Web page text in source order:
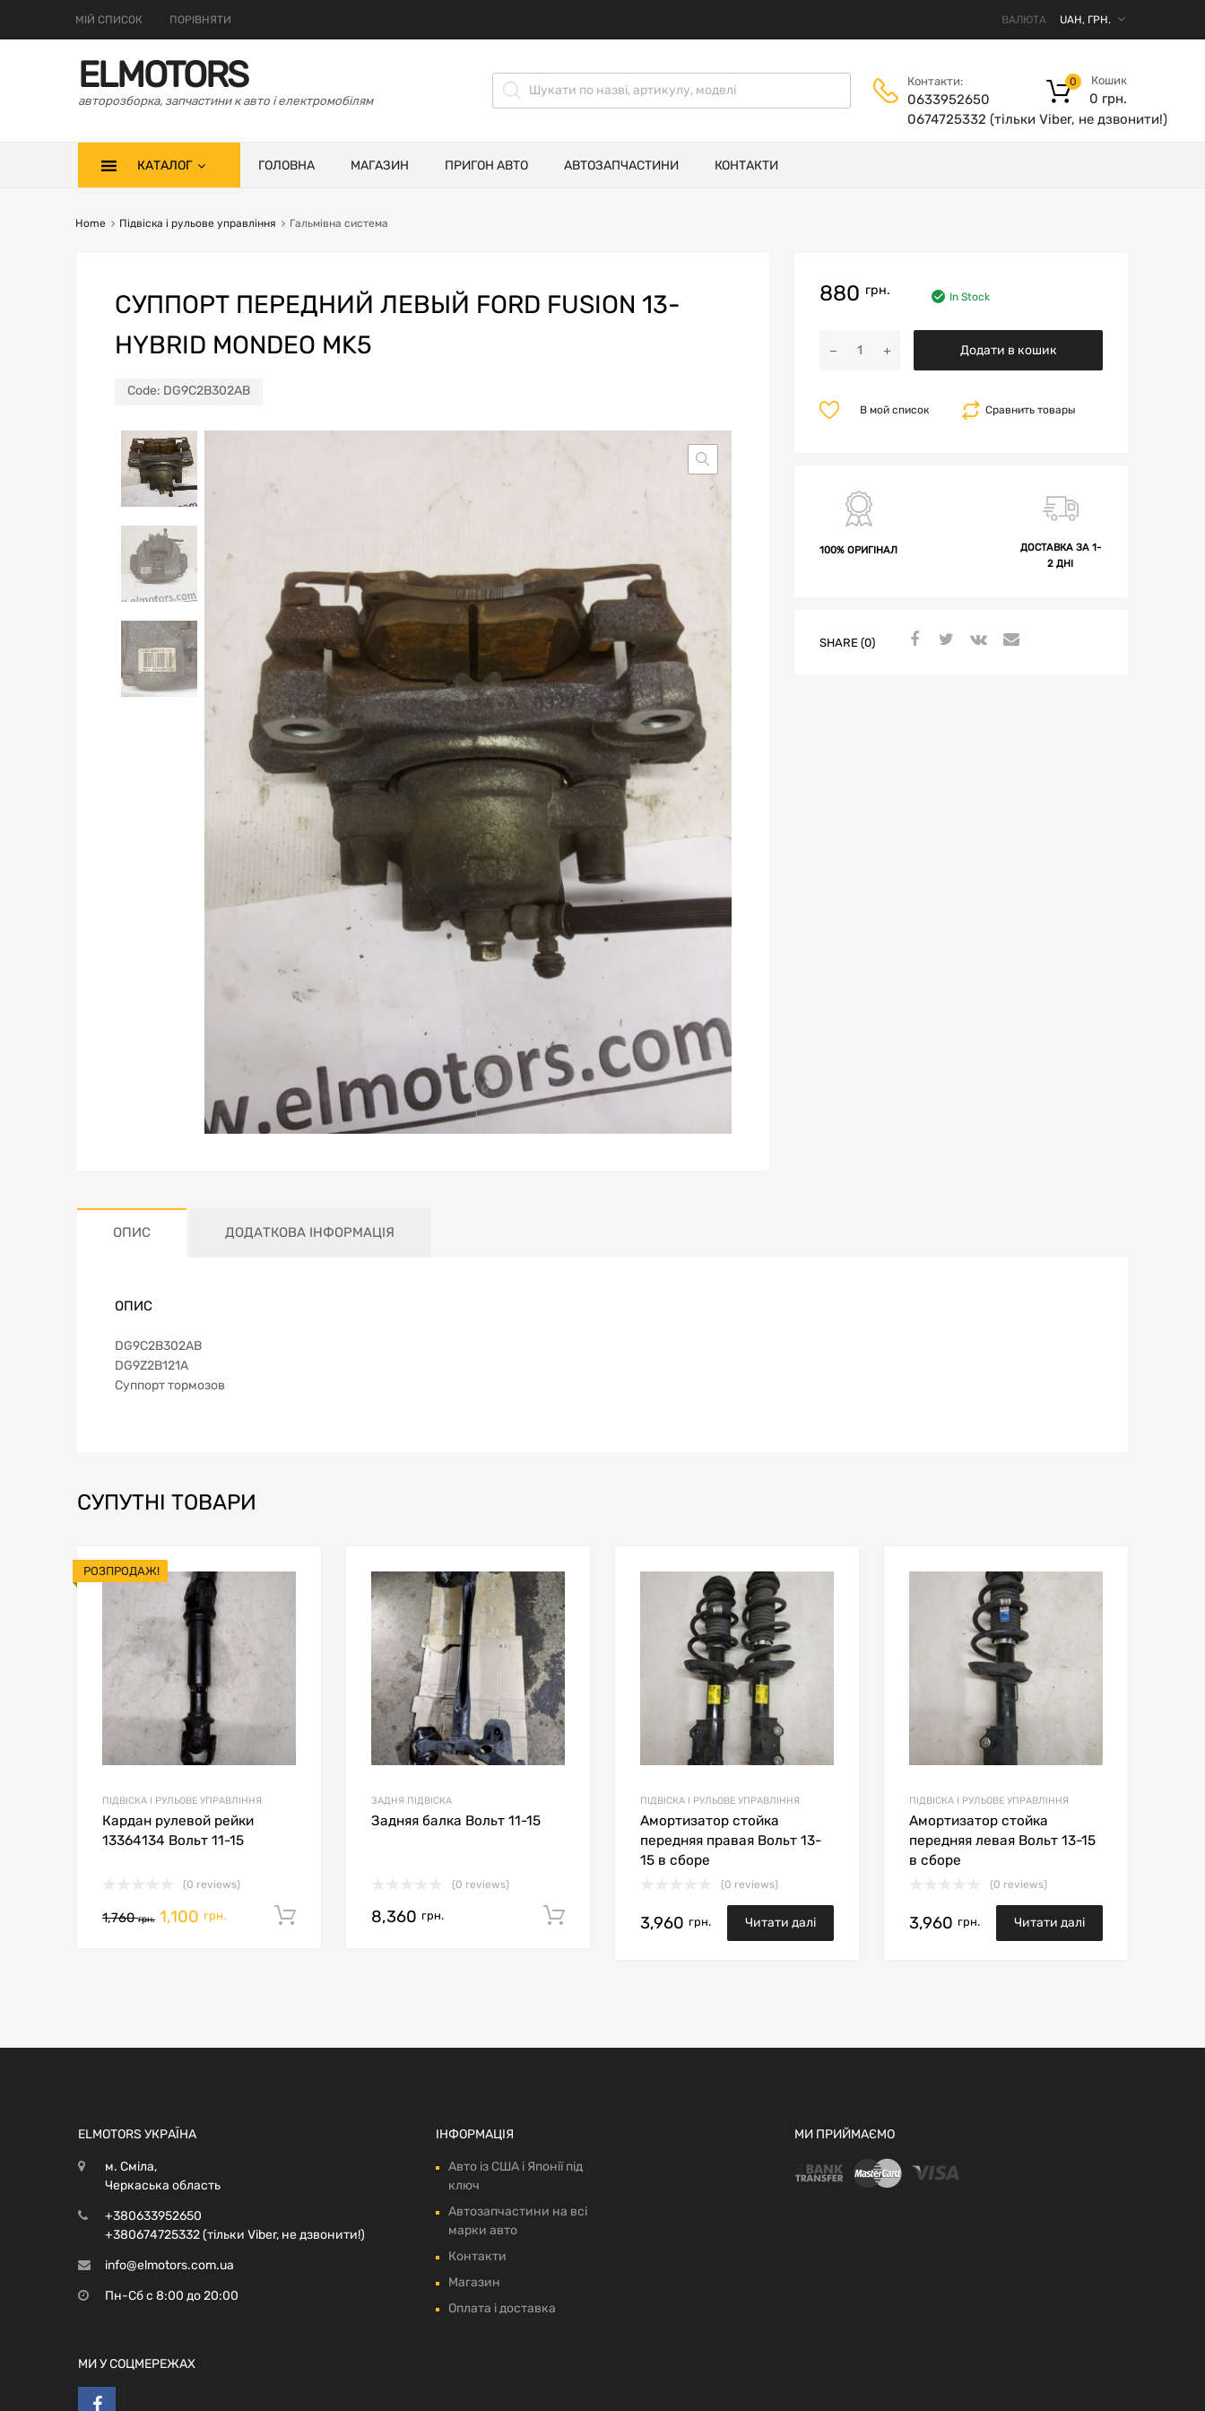
МІЙ СПИСОК ПОРІВНЯТИ ВАЛЮТА
ELMOTORS
авторозборка, запчастини к авто і електромобілям
Контакти:
0633952650
0674725332 (тільки Viber, не дзвонити!)
Кошик
0 грн.
0
КАТАЛОГ ГОЛОВНА МАГАЗИН ПРИГОН АВТО АВТОЗАПЧАСТИНИ КОНТАКТИ
Home Підвіска і рульове управління Гальмівна система
СУППОРТ ПЕРЕДНИЙ ЛЕВЫЙ FORD FUSION 13-
HYBRID MONDEO MK5
Code: DG9C2B302AB
880 грн. In Stock
Додати в кошик
Сравнить товары
В мой список
100% ОРИГІНАЛ
ДОСТАВКА ЗА 1-
2 ДНІ
SHARE (0)
ОПИС ДОДАТКОВА ІНФОРМАЦІЯ
ОПИС
DG9C2B302AB
DG9Z2B121A
Суппорт тормозов
СУПУТНІ ТОВАРИ
РОЗПРОДАЖ!
В мой список
Сравнить товары
ПІДВІСКА І РУЛЬОВЕ УПРАВЛІННЯ
Кардан рулевой рейки
13364134 Вольт 11-15
(0 reviews)
1,760грн. 1,100 грн. Додати в кошик
Сравнить товары
ЗАДНЯ ПІДВІСКА
Задняя балка Вольт 11-15
(0 reviews)
8,360 грн. Додати в кошик
Сравнить товары
ПІДВІСКА І РУЛЬОВЕ УПРАВЛІННЯ
Амортизатор стойка
передняя правая Вольт 13-
15 в сборе
(0 reviews)
3,960 грн. Читати далі
ПІДВІСКА І РУЛЬОВЕ УПРАВЛІННЯ
Амортизатор стойка
передняя левая Вольт 13-15
в сборе
(0 reviews)
3,960 грн. Читати далі
ELMOTORS УКРАЇНА
м. Сміла,
Черкаська область
+380633952650
+380674725332 (тільки Viber, не дзвонити!)
info@elmotors.com.ua
Пн-Сб с 8:00 до 20:00
МИ У СОЦМЕРЕЖАХ
ІНФОРМАЦІЯ
Авто із США і Японії під
ключ
Автозапчастини на всі
марки авто
Контакти
Магазин
Оплата і доставка
МИ ПРИЙМАЄМО